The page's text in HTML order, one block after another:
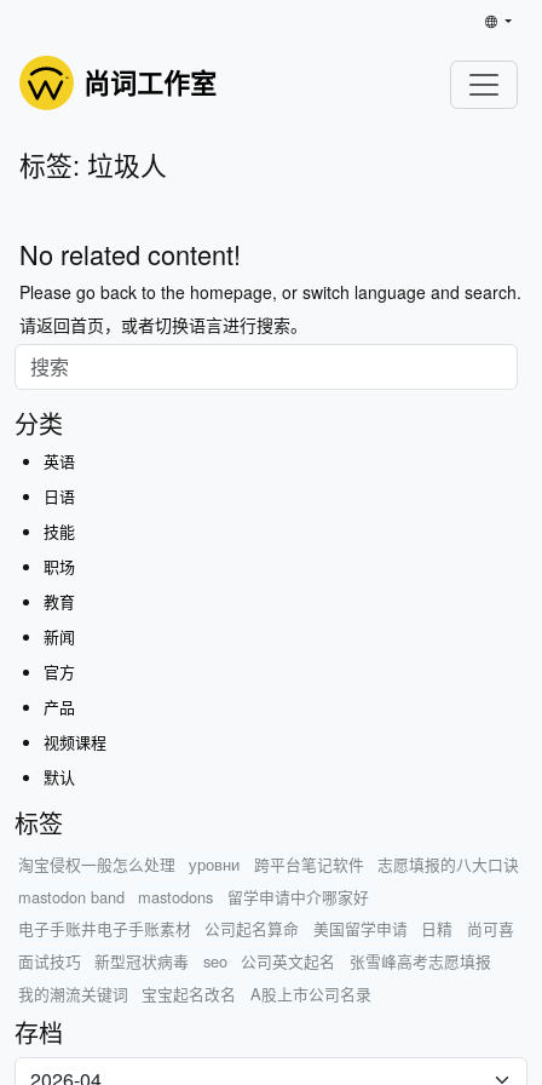
尚词工作室
标签: 垃圾人
No related content!
Please go back to the homepage, or switch language and search.
请返回首页，或者切换语言进行搜索。
分类
英语
日语
技能
职场
教育
新闻
官方
产品
视频课程
默认
标签
淘宝侵权一般怎么处理 уровни 跨平台笔记软件
志愿填报的八大口诀
mastodon band
mastodons
留学申请中介哪家好
电子手账井电子手账素材
公司起名算命 美国留学申请 日精
尚可喜
面试技巧
新型冠状病毒 seo 公司英文起名
张雪峰高考志愿填报
我的潮流关键词
宝宝起名改名 A股上市公司名录
存档